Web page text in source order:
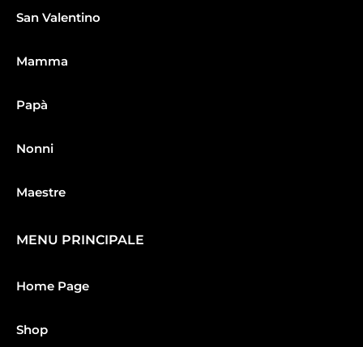
San Valentino
Mamma
Papà
Nonni
Maestre
MENU PRINCIPALE
Home Page
Shop